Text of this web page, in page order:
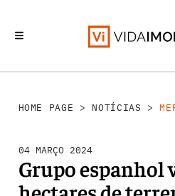
HOME PAGE > NOTÍCIAS >
04 MARÇO 2024
Grupo espanhol